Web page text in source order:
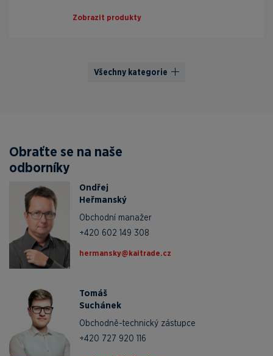
Zobrazit produkty
Všechny kategorie
Obraťte se na naše
odborníky
Ondřej
Heřmanský
Obchodní manažer
+420 602 149 308
zc.edartiak@yksnamreh
Tomáš
Suchánek
Obchodně-technický zástupce
+420 727 920 116